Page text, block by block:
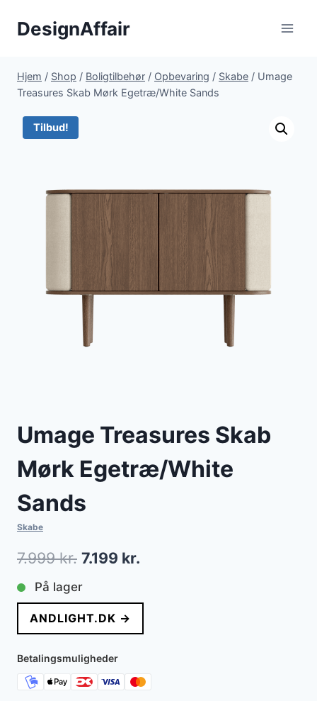
DesignAffair
Hjem / Shop / Boligtilbehør / Opbevaring / Skabe / Umage
Treasures Skab Mørk Egetræ/White Sands
Tilbud!
Umage Treasures Skab
Mørk Egetræ/White
Sands
Skabe
7.999kr. Den
oprindelige
pris
var:
7.999 kr..
7.199 kr.
pris
er:
På lager
ANDLIGHT.DK →
Betalingsmuligheder